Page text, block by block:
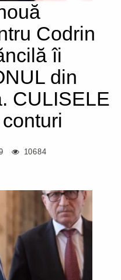
Codrin
îi
din
CULISELE
10684